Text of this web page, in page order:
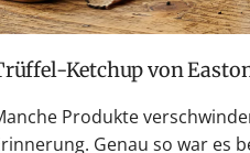
Trüffel-Ketchup von
Produkte
Genau so war es